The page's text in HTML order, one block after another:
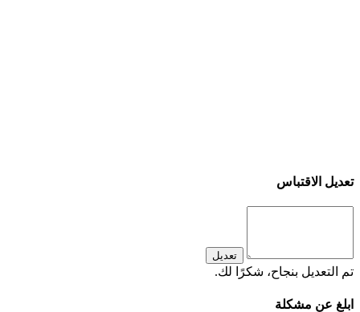
تعديل الاقتباس
تعديل
تم التعديل بنجاح، شكرًا لك.
ابلغ عن مشكلة